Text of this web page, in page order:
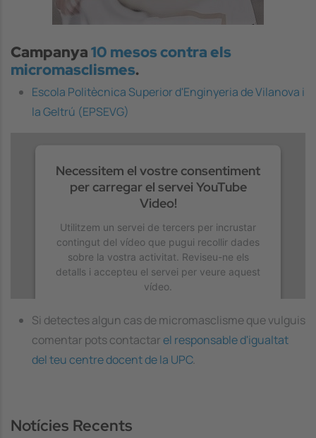
Campanya10 mesos contra els
micromasclismes.
Escola Politècnica Superior d'Enginyeria de Vilanova i
la Geltrú (EPSEVG)
Necessitem el vostre consentiment
per carregar el servei YouTube
Video!
Utilitzem un servei de tercers per incrustar
contingut del vídeo que pugui recollir dades
sobre la vostra activitat. Reviseu-ne els
detalls i accepteu el servei per veure aquest
vídeo.
Més Informació
Accepta
Si detectes algun cas de micromasclisme que vulguis
comentar pots contactarel responsable d'igualtat
del teu centre docent de la UPC.
Notícies Recents